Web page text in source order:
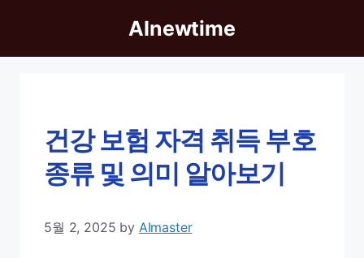
content
AInewtime
건강 보험 자격 취득 부호
종류 및 의미 알아보기
5월 2, 2025 by AImaster